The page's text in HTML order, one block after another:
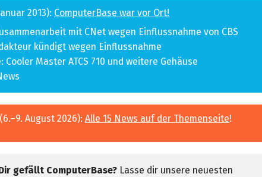
2013): ComputerBase war vor Ort!
mit CNet wegen Einflussnahme von CBS
kündigt wegen Einflussnahme
Cooler Master ATCS 710 und weitere Gehäuse
(6.–9. August 2026): Alle 15 News auf der Themenseite!
gefällt ComputerBase? Lasse dir unsere neuesten